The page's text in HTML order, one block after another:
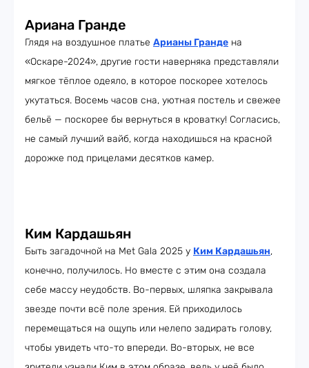
Ариана Гранде
Глядя на воздушное платье Арианы Гранде на
«Оскаре-2024», другие гости наверняка представляли
мягкое тёплое одеяло, в которое поскорее хотелось
укутаться. Восемь часов сна, уютная постель и свежее
бельё — поскорее бы вернуться в кроватку! Согласись,
не самый лучший вайб, когда находишься на красной
дорожке под прицелами десятков камер.
Ким Кардашьян
Быть загадочной на Met Gala 2025 у Ким Кардашьян,
конечно, получилось. Но вместе с этим она создала
себе массу неудобств. Во-первых, шляпка закрывала
звезде почти всё поле зрения. Ей приходилось
перемещаться на ощупь или нелепо задирать голову,
чтобы увидеть что-то впереди. Во-вторых, не все